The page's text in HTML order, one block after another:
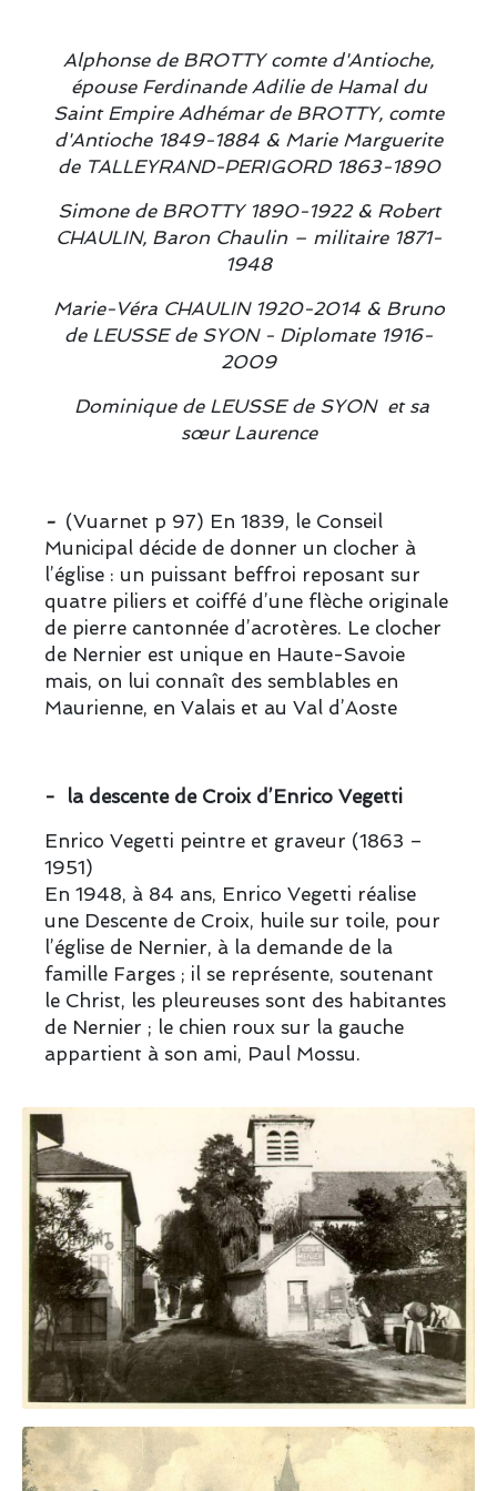
Alphonse de BROTTY comte d'Antioche,
épouse Ferdinande Adilie de Hamal du
Saint Empire Adhémar de BROTTY, comte
d'Antioche 1849-1884 & Marie Marguerite
de TALLEYRAND-PERIGORD 1863-1890
Simone de BROTTY 1890-1922 & Robert
CHAULIN, Baron Chaulin – militaire 1871-
1948
Marie-Véra CHAULIN 1920-2014 & Bruno
de LEUSSE de SYON - Diplomate 1916-
2009
Dominique de LEUSSE de SYON et sa
sœur Laurence
- (Vuarnet p 97) En 1839, le Conseil
Municipal décide de donner un clocher à
l’église : un puissant beffroi reposant sur
quatre piliers et coiffé d’une flèche originale
de pierre cantonnée d’acrotères. Le clocher
de Nernier est unique en Haute-Savoie
mais, on lui connaît des semblables en
Maurienne, en Valais et au Val d’Aoste
- la descente de Croix d’Enrico Vegetti
Enrico Vegetti peintre et graveur (1863 –
1951)
En 1948, à 84 ans, Enrico Vegetti réalise
une Descente de Croix, huile sur toile, pour
l’église de Nernier, à la demande de la
famille Farges ; il se représente, soutenant
le Christ, les pleureuses sont des habitantes
de Nernier ; le chien roux sur la gauche
appartient à son ami, Paul Mossu.